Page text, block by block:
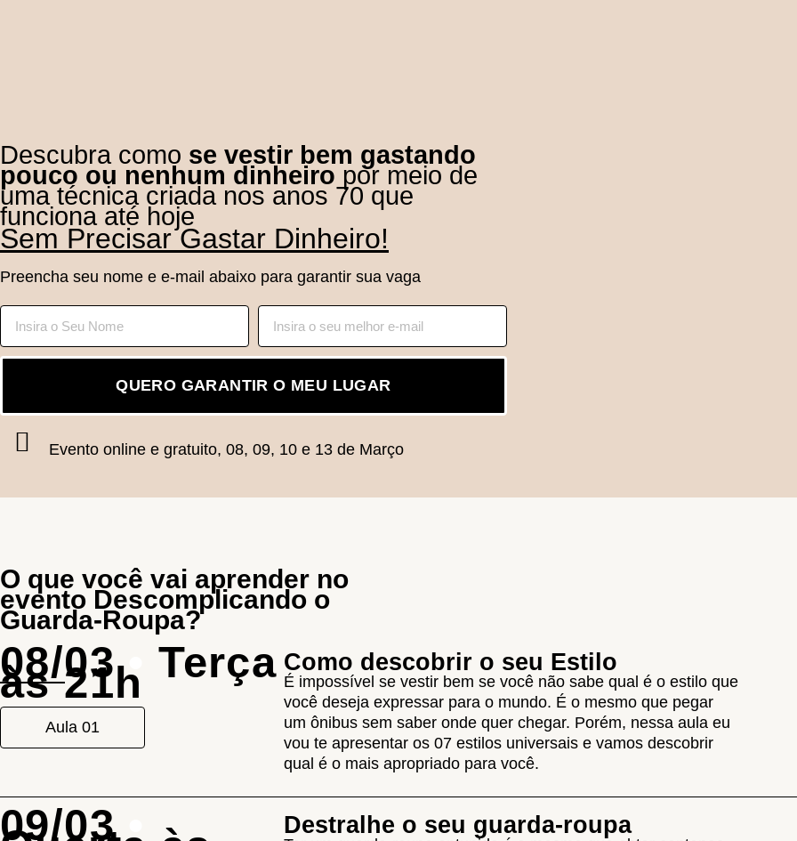
Descubra como se vestir bem gastando
pouco ou nenhum dinheiro por meio de
uma técnica criada nos anos 70 que
funciona até hoje
Sem Precisar Gastar Dinheiro!
Preencha seu nome e e-mail abaixo para garantir sua vaga
QUERO GARANTIR O MEU LUGAR
Evento online e gratuito, 08, 09, 10 e 13 de Março
O que você vai aprender no
evento Descomplicando o
Guarda-Roupa?
08/03• Terça
às 21h
Aula 01
Como descobrir o seu Estilo
É impossível se vestir bem se você não sabe qual é o estilo que
você deseja expressar para o mundo. É o mesmo que pegar
um ônibus sem saber onde quer chegar. Porém, nessa aula eu
vou te apresentar os 07 estilos universais e vamos descobrir
qual é o mais apropriado para você.
09/03• Destralhe o seu guarda-roupa